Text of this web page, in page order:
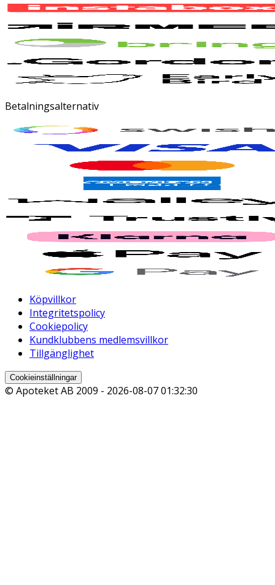
Betalningsalternativ
Köpvillkor
Integritetspolicy
Cookiepolicy
Kundklubbens medlemsvillkor
Tillgänglighet
Cookieinställningar
© Apoteket AB 2009 - 2026-08-07 01:32:30